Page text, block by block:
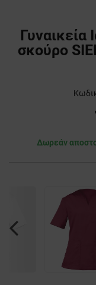
σκούρο
Δωρεάν
Previous